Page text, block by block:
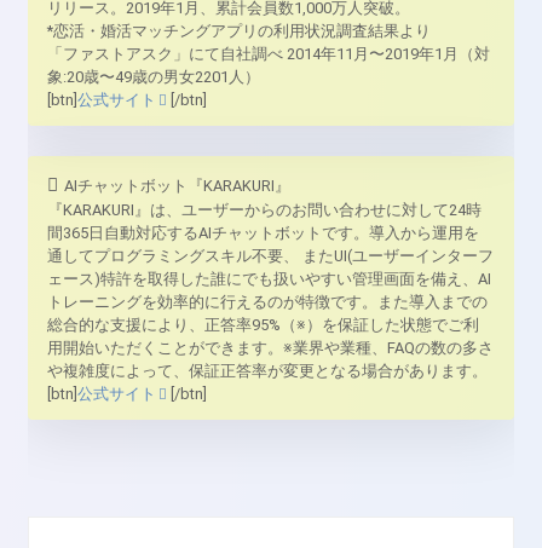
リリース。2019年1月、累計会員数1,000万人突破。
*恋活・婚活マッチングアプリの利用状況調査結果より
「ファストアスク」にて自社調べ 2014年11月〜2019年1月（対
象:20歳〜49歳の男女2201人）
[btn]公式サイト [/btn]
AIチャットボット『KARAKURI』
『KARAKURI』は、ユーザーからのお問い合わせに対して24時
間365日自動対応するAIチャットボットです。導入から運用を
通してプログラミングスキル不要、 またUI(ユーザーインターフ
ェース)特許を取得した誰にでも扱いやすい管理画面を備え、AI
トレーニングを効率的に行えるのが特徴です。また導入までの
総合的な支援により、正答率95%（※）を保証した状態でご利
用開始いただくことができます。※業界や業種、FAQの数の多さ
や複雑度によって、保証正答率が変更となる場合があります。
[btn]公式サイト [/btn]